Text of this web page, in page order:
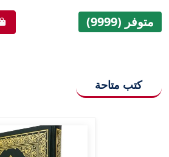
متوفر (9999)
كتب متاحة